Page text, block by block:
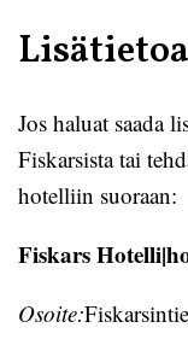
Jos haluat saada
Fiskarsista tai
hotelliin suoraan:
Fiskars
Osoite: